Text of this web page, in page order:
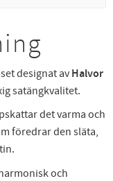
designat av Halvor
satängkvalitet.
det varma och
föredrar den släta,
och